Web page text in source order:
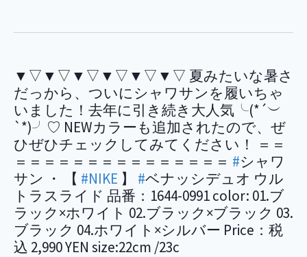
▼▽▼▽▼▽▼▽▼▽▼▽ 夏みたいな暑さ
だっから、ついにシャワサンを履いちゃ
いました！去年に引き続き大人気╰(*´︶
`*)╯♡ NEWカラーも追加されたので、ぜ
ひぜひチェックしてみてください！ ＝＝
＝＝＝＝＝＝＝＝＝＝＝＝＝＝＝ #シャワ
サン ・ 【 #NIKE 】 #ベナッシデュオ ウル
トラスライド 品番：1644-0991 color: 01.ブ
ラック×ホワイト 02.ブラック×ブラック 03.
ブラック 04.ホワイト×シルバー Price：税
込 2,990 YEN size:22cm /23c